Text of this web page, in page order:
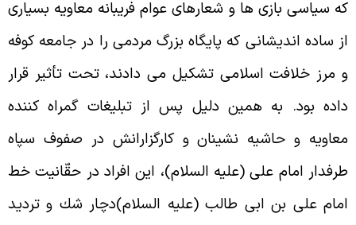
سياسى بازى ها و شعارهاى عوام فريبانه معاويه بسيارى
ساده انديشانى که پايگاه بزرگ مردمى را در جامعه کوفه
مرز خلافت اسلامى تشكيل مى دادند، تحت تأثير قرار
بود. به همين دليل پس از تبليغات گمراه کننده
و حاشيه نشينان و کارگزارانش در صفوف سپاه
امام على (عليه السلام)، اين افراد در حقّانيت خط
على بن ابى طالب (عليه السلام)دچار شك و ترديد